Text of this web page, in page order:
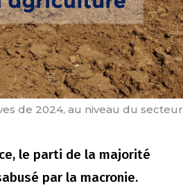
de 2024, au niveau du secteur
le parti de la majorité
par la macronie.